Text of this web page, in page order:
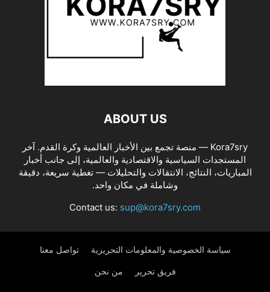
ABOUT US
Kora7sry — منصة تجمع بين الأخبار العالمية وكرة القدم. آخر
المستجدات السياسية والاقتصادية والعالمية، إلى جانب أخبار
المباريات، النتائج، الانتقالات والتحليلات — تغطية سريعة، دقيقة
وشاملة في مكان واحد.
Contact us: sup@kora7sry.com
سياسة الخصوصية والمعلومات التحريرية تواصل معنا
فريق تحرير من نحن